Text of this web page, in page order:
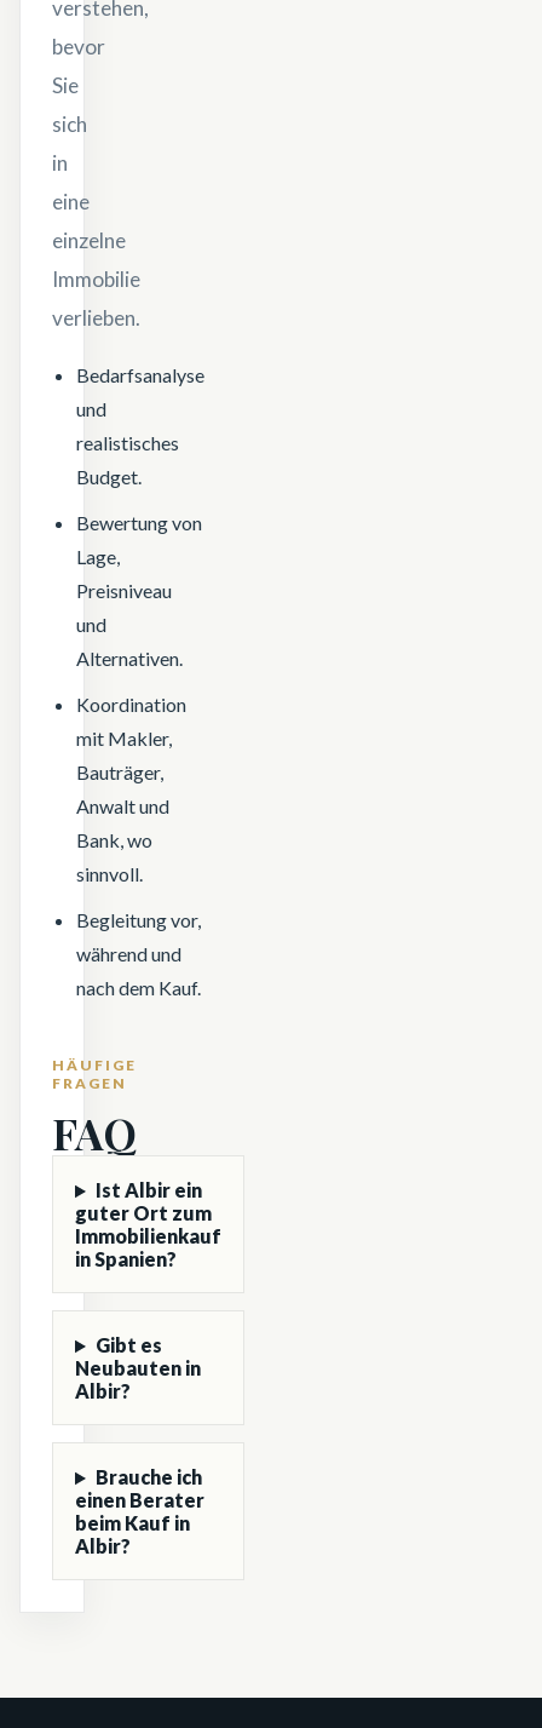
verstehen,
bevor
Sie
sich
in
eine
einzelne
Immobilie
verlieben.
Bedarfsanalyse
und
realistisches
Budget.
Bewertung von
Lage,
Preisniveau
und
Alternativen.
Koordination
mit Makler,
Bauträger,
Anwalt und
Bank, wo
sinnvoll.
Begleitung vor,
während und
nach dem Kauf.
HÄUFIGE
FRAGEN
FAQ
Ist Albir ein
guter Ort zum
Immobilienkauf
in Spanien?
Gibt es
Neubauten in
Albir?
Brauche ich
einen Berater
beim Kauf in
Albir?